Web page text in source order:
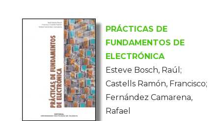
PRÁCTICAS DE
FUNDAMENTOS DE
ELECTRÓNICA
Esteve Bosch, Raúl;
Castells Ramón, Francisco;
Fernández Camarena,
Rafael